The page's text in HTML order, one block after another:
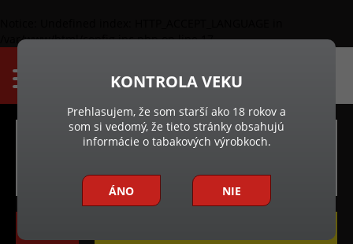
/var/www/html/config.inc.phpon line17
DOKUMENTY
KONTROLA VEKU
Prehlasujem, že som starší ako 18 rokov a
som si vedomý, že tieto stránky obsahujú
informácie o tabakových výrobkoch.
ÁNO NIE